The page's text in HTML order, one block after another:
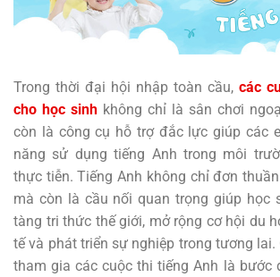
Trong thời đại hội nhập toàn cầu, các
cho học sinh không chỉ là sân chơi
còn là công cụ hỗ trợ đắc lực giúp các
năng sử dụng tiếng Anh trong môi
thực tiễn. Tiếng Anh không chỉ đơn
mà còn là cầu nối quan trọng giúp học
tàng tri thức thế giới, mở rộng cơ hội du
tế và phát triển sự nghiệp trong tương lai.
tham gia các cuộc thi tiếng Anh là bước